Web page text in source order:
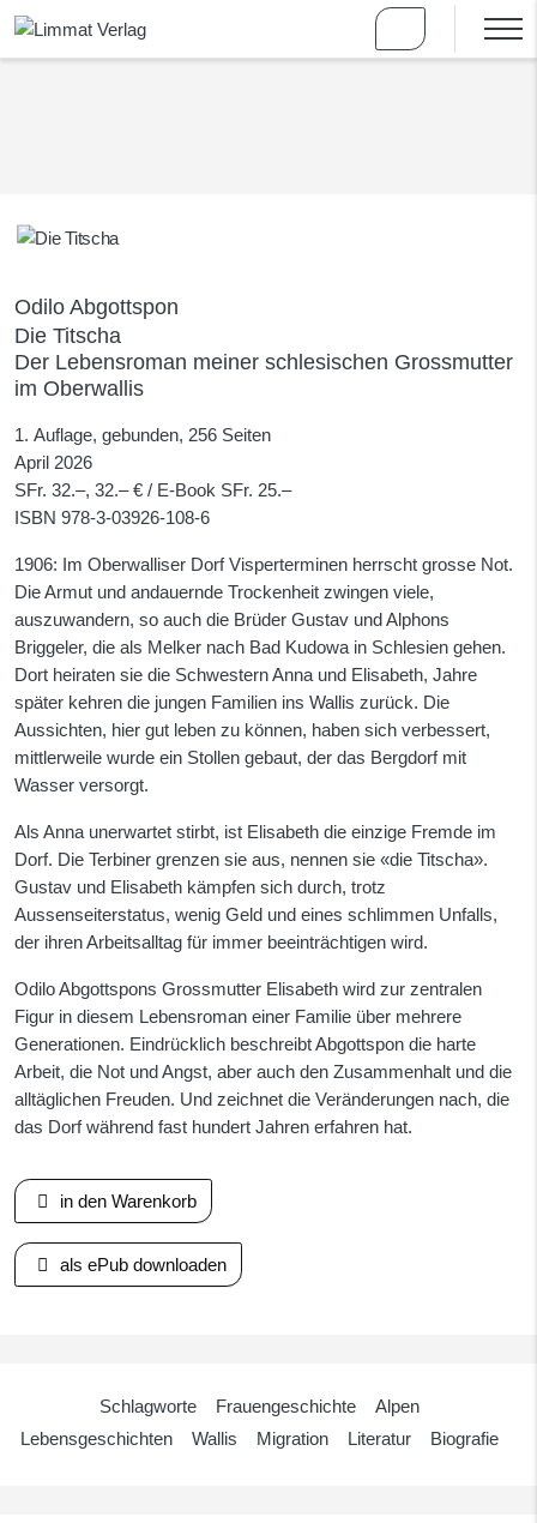
Odilo Abgottspon
Die Titscha
Der Lebensroman meiner schlesischen Grossmutter
im Oberwallis
1. Auflage, gebunden, 256 Seiten
April 2026
SFr. 32.–, 32.– € / E-Book SFr. 25.–
ISBN 978-3-03926-108-6
1906: Im Oberwalliser Dorf Visperterminen herrscht grosse Not.
Die Armut und andauernde Trockenheit zwingen viele,
auszuwandern, so auch die Brüder Gustav und Alphons
Briggeler, die als Melker nach Bad Kudowa in Schlesien gehen.
Dort heiraten sie die Schwestern Anna und Elisabeth, Jahre
später kehren die jungen Familien ins Wallis zurück. Die
Aussichten, hier gut leben zu können, haben sich verbessert,
mittlerweile wurde ein Stollen gebaut, der das Bergdorf mit
Wasser versorgt.
Als Anna unerwartet stirbt, ist Elisabeth die einzige Fremde im
Dorf. Die Terbiner grenzen sie aus, nennen sie «die Titscha».
Gustav und Elisabeth kämpfen sich durch, trotz
Aussenseiterstatus, wenig Geld und eines schlimmen Unfalls,
der ihren Arbeitsalltag für immer beeinträchtigen wird.
Odilo Abgottspons Grossmutter Elisabeth wird zur zentralen
Figur in diesem Lebensroman einer Familie über mehrere
Generationen. Eindrücklich beschreibt Abgottspon die harte
Arbeit, die Not und Angst, aber auch den Zusammenhalt und die
alltäglichen Freuden. Und zeichnet die Veränderungen nach, die
das Dorf während fast hundert Jahren erfahren hat.
in den Warenkorb
als ePub downloaden
Schlagworte Frauengeschichte
Alpen
Lebensgeschichten
Wallis Migration Literatur Biografie